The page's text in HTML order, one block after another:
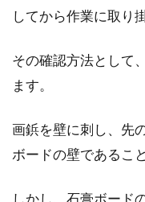
してから作業に取り
その確認方法として
ます。
画鋲を壁に刺し、先
ボードの壁であるこ
しかし、石膏ボード